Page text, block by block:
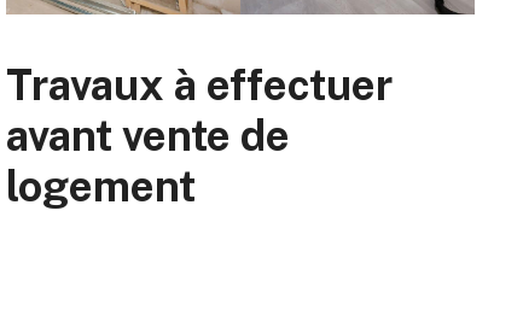
Travaux à effectuer
avant vente de
logement